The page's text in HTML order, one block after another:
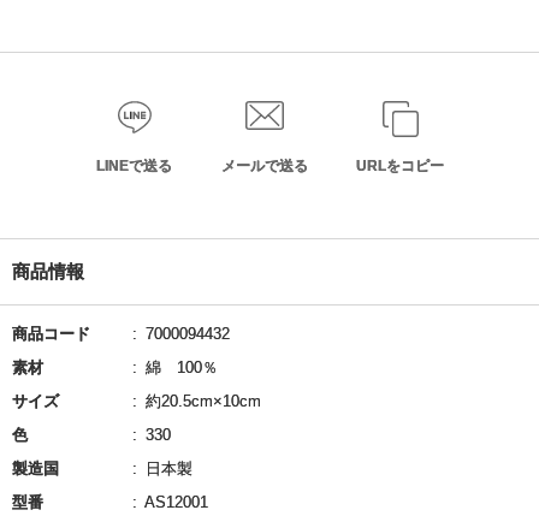
LINEで送る メールで送る URLをコピー
商品情報
商品コード
7000094432
素材
綿 100％
サイズ
約20.5cm×10cm
色
330
製造国
日本製
型番
AS12001